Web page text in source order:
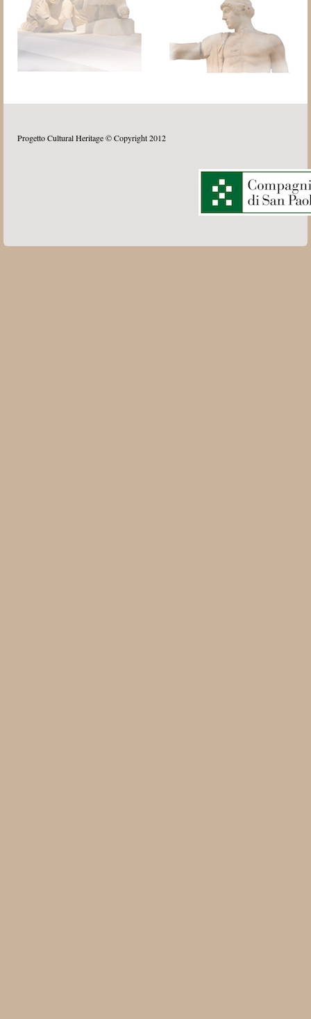
Progetto Cultural Heritage © Copyright 2012